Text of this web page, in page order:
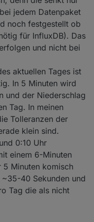
jedem Datenpaket
noch festgestellt ob
für InfluxDB). Das
und nicht bei
aktuellen Tages ist
In 5 Minuten wird
und der Niederschlag
Tag. In meinen
Tolleranzen der
klein sind.
0:10 Uhr
einem 6-Minuten
Minuten komisch
40 Sekunden und
Tag die als nicht